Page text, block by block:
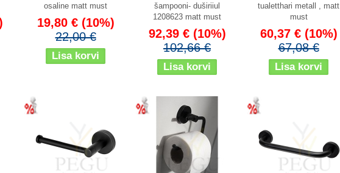
osaline matt must
19,80 € (10%)
22,00 €
šampooni- duširiiul
1208623 matt must
92,39 € (10%)
102,66 €
tualetthari metall , matt
must
60,37 € (10%)
67,08 €